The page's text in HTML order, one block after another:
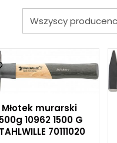
Młotek murarski
10962 1500 G
70111020